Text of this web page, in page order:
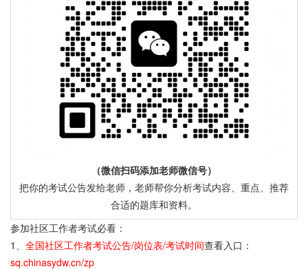
（微信扫码添加老师微信号）
把你的考试公告发给老师，老师帮你分析考试内容、重点、推荐
合适的题库和资料。
参加社区工作者考试必看：
1、 全国社区工作者考试公告/岗位表/考试时间查看入口：
sq.chinasydw.cn/zp